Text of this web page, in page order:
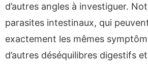
d’autres angles à investiguer.
parasites intestinaux, qui
exactement les mêmes
d’autres déséquilibres digestifs